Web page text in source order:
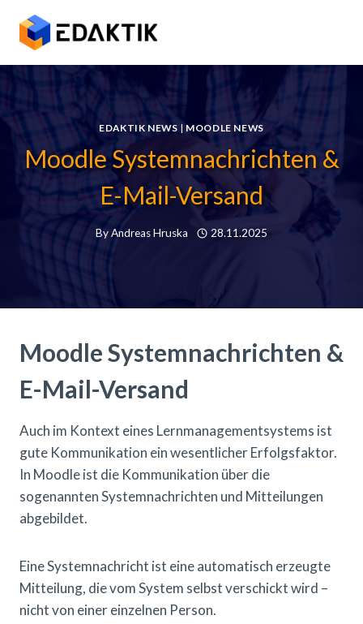
content
EDAKTIK NEWS | MOODLE NEWS
Moodle Systemnachrichten &
E-Mail-Versand
By Andreas Hruska 28.11.2025
Moodle Systemnachrichten &
E-Mail-Versand
Auch im Kontext eines Lernmanagementsystems ist
gute Kommunikation ein wesentlicher Erfolgsfaktor.
In Moodle ist die Kommunikation über die
sogenannten Systemnachrichten und Mitteilungen
abgebildet.
Eine Systemnachricht ist eine automatisch erzeugte
Mitteilung, die vom System selbst verschickt wird –
nicht von einer einzelnen Person.